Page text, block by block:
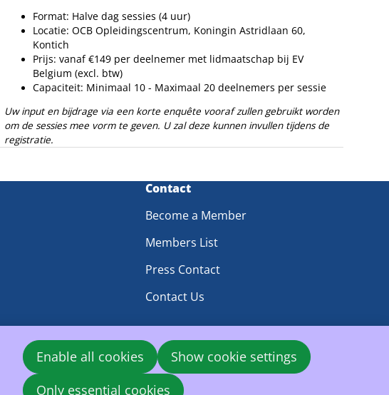
Format: Halve dag sessies (4 uur)
Locatie: OCB Opleidingscentrum, Koningin Astridlaan 60,
Kontich
Prijs: vanaf €149 per deelnemer met lidmaatschap bij EV
Belgium (excl. btw)
Capaciteit: Minimaal 10 - Maximaal 20 deelnemers per sessie
Uw input en bijdrage via een korte enquête vooraf zullen gebruikt worden
om de sessies mee vorm te geven. U zal deze kunnen invullen tijdens de
registratie.
Contact
Become a Member
Members List
Press Contact
Contact Us
Enable all cookies
Show cookie settings
Only essential cookies